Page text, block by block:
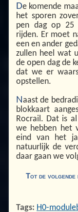
De komende
het sporen
pen dag op 25
rijden. Er moet
een en ander
zullen heel wat
de open dag de
dat we er
opstellen.
Naast de
blokkaart
Rocrail. Dat is
we hebben het
eind van het
natuurlijk de
daar gaan we
Tot de volgende
Tags: H0-